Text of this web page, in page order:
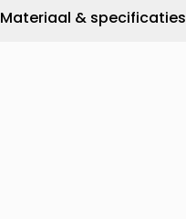
Materiaal & specificaties